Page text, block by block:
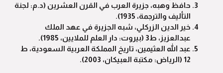
حافظ وهبه، جزيرة العرب في القرن العشرين (د.م: لجنة
التأليف والترجمة، 1935).
خير الدين الزركلي، شبه الجزيرة في عهد الملك
عبدالعزيز، ط3 (بيروت: دار العلم للملايين، 1985).
عبد الله العثيمين، تاريخ المملكة العربية السعودية، ط
12 (الرياض: مكتبة العبيكان، 2003).